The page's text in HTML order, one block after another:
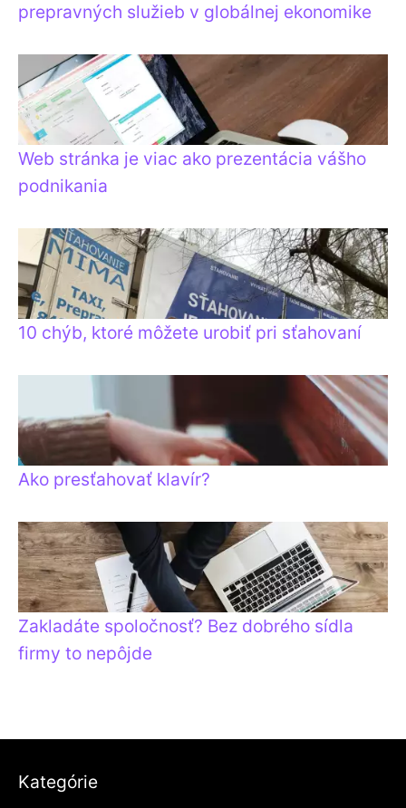
prepravných služieb v globálnej ekonomike
Web stránka je viac ako prezentácia vášho
podnikania
10 chýb, ktoré môžete urobiť pri sťahovaní
Ako presťahovať klavír?
Zakladáte spoločnosť? Bez dobrého sídla
firmy to nepôjde
Kategórie